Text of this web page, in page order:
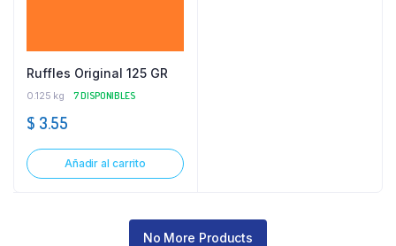
Ruffles Original 125 GR
0.125 kg 7 DISPONIBLES
$ 3.55
Añadir al carrito
No More Products